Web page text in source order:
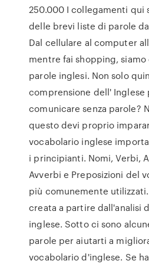
250.000 I collegamenti qui
delle brevi liste di parole
Dal cellulare al computer
mentre fai shopping,
parole inglesi. Non solo
comprensione dell' Inglese
comunicare senza parole?
questo devi proprio
vocabolario inglese
i principianti. Nomi, Verbi,
Avverbi e Preposizioni del
più comunemente
creata a partire dall'analisi
inglese. Sotto ci sono
parole per aiutarti a
vocabolario d'inglese. Se